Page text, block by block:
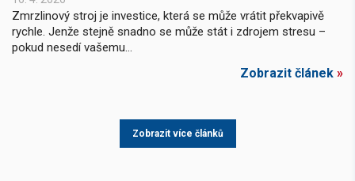
Zmrzlinový stroj je investice, která se může vrátit překvapivě
rychle. Jenže stejně snadno se může stát i zdrojem stresu –
pokud nesedí vašemu...
Zobrazit článek »
Zobrazit více článků